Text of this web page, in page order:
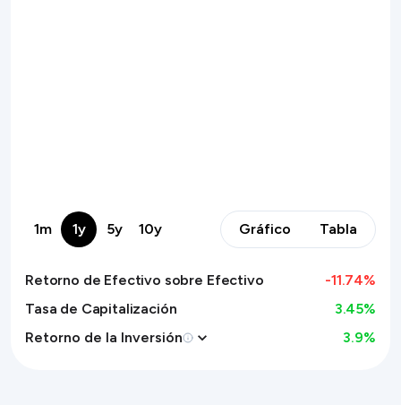
1m 1y 5y 10y Gráfico Tabla
Retorno de Efectivo sobre Efectivo -11.74%
Tasa de Capitalización
3.45%
Retorno de la Inversión
3.9%